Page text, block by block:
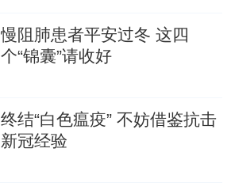
慢阻肺患者平安过冬 这四
个“锦囊”请收好
终结“白色瘟疫” 不妨借鉴抗击
新冠经验